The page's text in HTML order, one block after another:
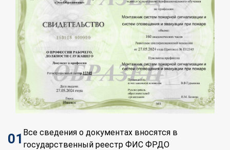
01 Все сведения о документах вносятся в
государственный реестр ФИС ФРДО